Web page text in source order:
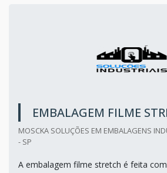
EMBALAGEM FILME
MOSCKA SOLUÇÕES EM EMBALAGENS
- SP
A embalagem filme stretch é feita